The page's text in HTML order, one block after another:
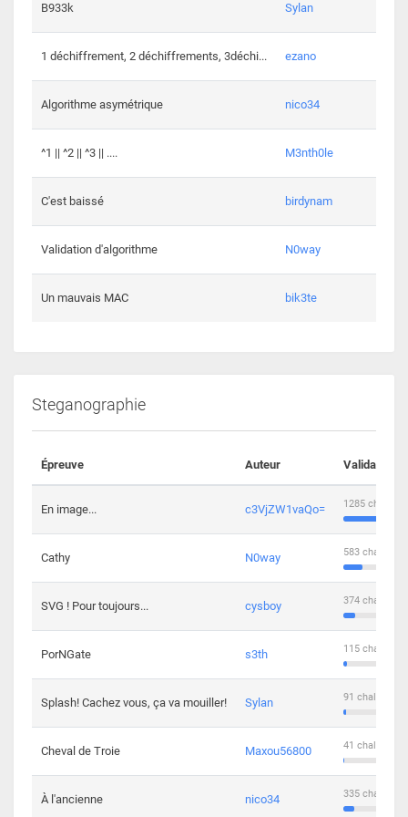
B933k Sylan
1 déchiffrement, 2 déchiffrements, 3déchi... ezano
Algorithme asymétrique nico34
^1 || ^2 || ^3 || .... M3nth0le
C'est baissé birdynam
Validation d'algorithme N0way
Un mauvais MAC bik3te
Steganographie
Épreuve Auteur Validations
En image... c3VjZW1vaQo= 1285
Cathy N0way 583
SVG ! Pour toujours... cysboy 374
PorNGate s3th 115
Splash! Cachez vous, ça va mouiller! Sylan 91
Cheval de Troie Maxou56800 41
À l'ancienne nico34 335